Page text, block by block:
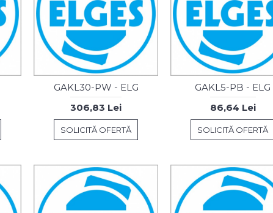
GAKL30-PW - ELG
306,83 Lei
SOLICITĂ OFERTĂ
GAKL5-PB - ELG
86,64 Lei
SOLICITĂ OFERTĂ